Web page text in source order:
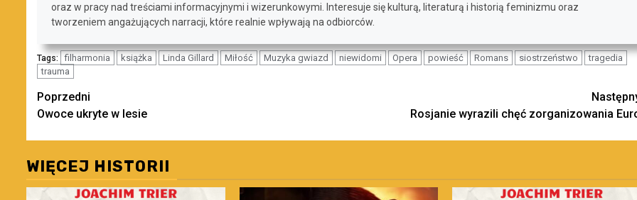
oraz w pracy nad treściami informacyjnymi i wizerunkowymi. Interesuje się kulturą, literaturą i historią feminizmu oraz
tworzeniem angażujących narracji, które realnie wpływają na odbiorców.
Tags: filharmonia książka Linda Gillard Miłość Muzyka gwiazd niewidomi Opera powieść Romans siostrzeństwo
tragedia
trauma
Zobacz
wpisy
Poprzedni
Owoce ukryte w lesie
Rosjanie wyrazili chęć zorganizowania
WIĘCEJ HISTORII